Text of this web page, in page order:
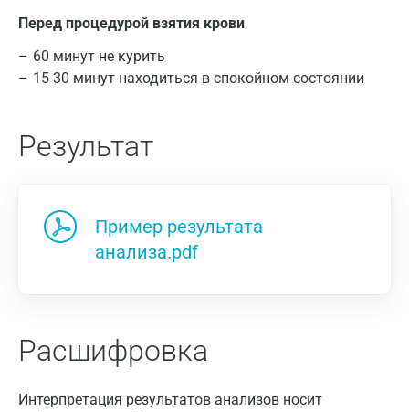
Перед процедурой взятия крови
60 минут не курить
15-30 минут находиться в спокойном состоянии
Результат
Пример результата
анализа.pdf
Расшифровка
Интерпретация результатов анализов носит
Санкт-Петербург
Нижний Новгород
Апрелевка